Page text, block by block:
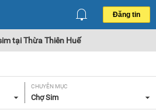
Đăng tin
tại Thừa Thiên Huế
CHUYÊN MỤC
Chợ Sim